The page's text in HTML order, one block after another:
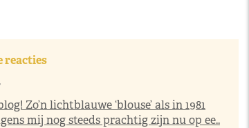
reacties
Zo’n lichtblauwe ‘blouse’ als in 1981
mij nog steeds prachtig zijn nu op ee..